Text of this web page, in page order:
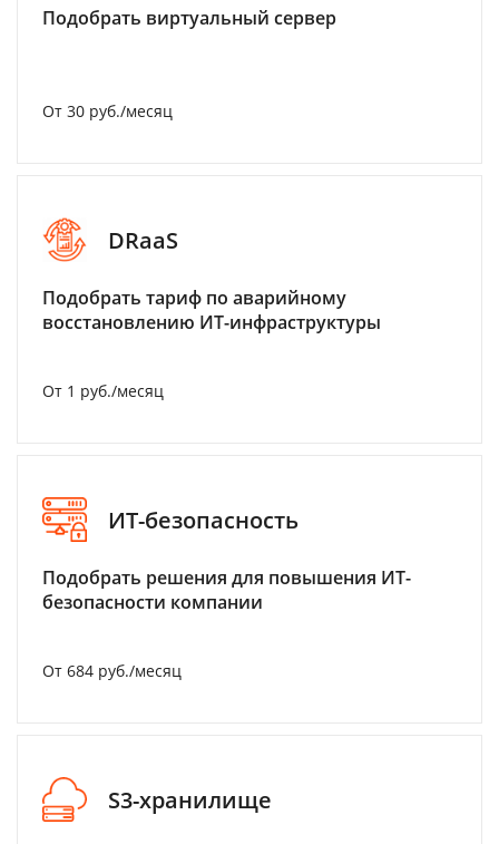
Подобрать виртуальный сервер
От 30 руб./месяц
DRaaS
Подобрать тариф по аварийному
восстановлению ИТ-инфраструктуры
От 1 руб./месяц
ИТ-безопасность
Подобрать решения для повышения ИТ-
безопасности компании
От 684 руб./месяц
S3-хранилище